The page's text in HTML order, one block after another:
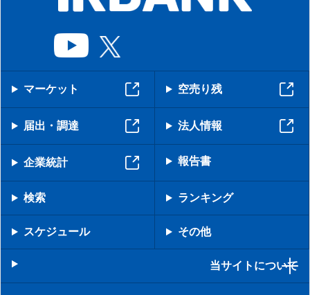
マーケット 空売り残
届出・調達 法人情報
企業統計 報告書
検索 ランキング
スケジュール その他
当サイトについて